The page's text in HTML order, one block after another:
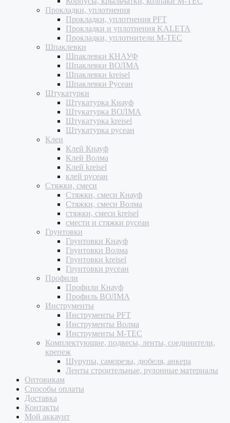
Прокладки, уплотнения
Прокладки, уплотнения PFT
Прокладки и уплотнения KALETA
Прокладки, уплотнители M-TEC
Шпаклевки
Шпаклевки КНАУФ
Шпаклевки ВОЛМА
Шпаклевки kreisel
Шпаклевки Русеан
Штукатурки
Штукатурка Кнауф
Штукатурка ВОЛМА
Штукатурка kreisel
Штукатурка русеан
Клеи
Клей Кнауф
Клей Волма
Клей kreisel
клей русеан
Стяжки, смеси
Стяжки, смеси Кнауф
Стяжки, смеси Волма
стяжки, смеси kreisel
смести и стяжки русеан
Грунтовки
Грунтовки Кнауф
Грунтовки Волма
Грунтовки kreisel
Грунтовки русеан
Профили
Профили Кнауф
Профиль ВОЛМА
Инструменты
Инструменты PFT
Инструменты Волма
Инструменты M-TEC
Комплектующие, подвесы, ленты, соединители,
крепеж
Шурупы, саморезы, дюбеля, анкера
Ленты строительные, рулонные материалы
Оптовикам
Способы оплаты
Доставка
Контакты
Мой аккаунт